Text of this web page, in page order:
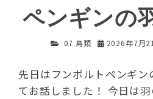
ペンギンの
07 鳥類 2026年7月
先日はフンボルトペンギン
てお話しました！ 今日は